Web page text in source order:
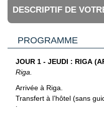
DESCRIPTIF DE
PROGRAMME
JOUR 1 - JEUDI : RIGA
Riga.
Arrivée à Riga.
Transfert à l’hôtel (sans
Logement.